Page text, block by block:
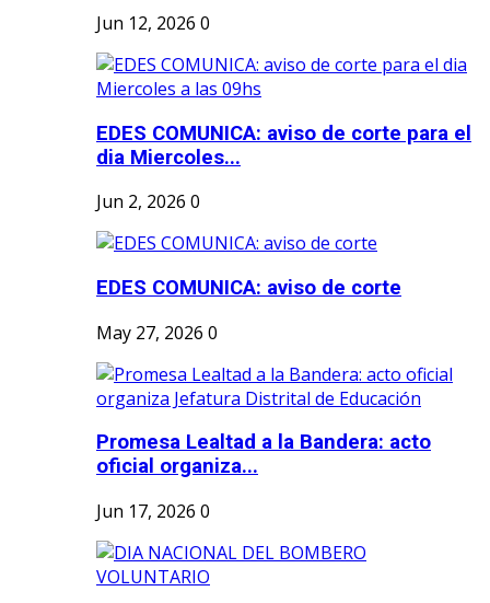
Jun 12, 2026 0
EDES COMUNICA: aviso de corte para el
dia Miercoles...
Jun 2, 2026 0
EDES COMUNICA: aviso de corte
May 27, 2026 0
Promesa Lealtad a la Bandera: acto
oficial organiza...
Jun 17, 2026 0